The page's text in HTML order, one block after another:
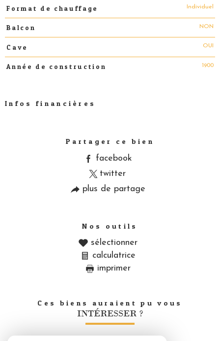
Format de chauffage Individuel
Balcon NON
Cave OUI
Année de construction 1900
Infos financières
Partager ce bien
facebook
twitter
plus de partage
Nos outils
sélectionner
calculatrice
imprimer
Ces biens auraient pu vous
INTÉRESSER ?